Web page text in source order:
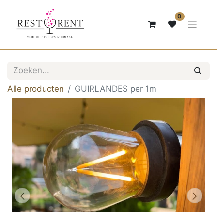
0
Alle producten GUIRLANDES per 1m